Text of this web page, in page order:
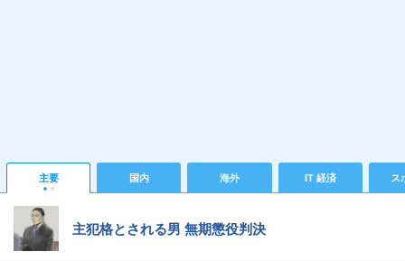
主要 国内 海外 IT 経済 ス
主犯格とされる男 無期懲役判決